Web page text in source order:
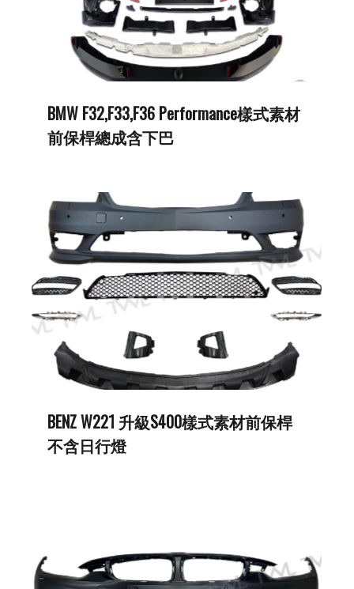
BMW F32,F33,F36 Performance樣式素材
前保桿總成含下巴
BENZ W221 升級S400樣式素材前保桿
不含日行燈